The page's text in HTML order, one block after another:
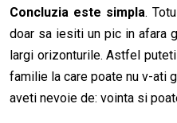
Concluzia este simpla.
doar sa iesiti un pic in afara
largi orizonturile. Astfel
familie la care poate nu v-ati
aveti nevoie de: vointa si